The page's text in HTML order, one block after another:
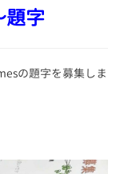
題字
の題字を募集しま